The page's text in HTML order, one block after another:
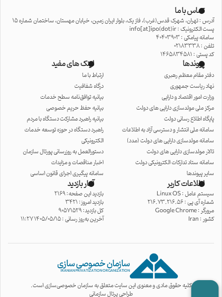
تماس با ما
آدرس : تهران، شهرک قدس(غرب)، فاز یک، بلوار ایران زمین، خیابان مهستان، ساختمان شماره 15
پست الکترونیک : info[at]ipo(dot)ir
سامانه پیامکی : 40403903
تلفن : 02183338
کد پستی : 1465834581
پیوندها
دفتر مقام معظم رهبری
نهاد ریاست جمهوری
وزارت امور اقتصاد و دارایی
مرکز ملی مولدسازی دارایی های دولت
پایگاه اطلاع رسانی دولت
سامانه ملی انتشار و دسترسی آزاد به اطلاعات
سامانه مولدسازی دارایی های دولت (مدد)
تالار مولدسازی دارایی های دولت
سامانه ستاد تدارکات الکترونیکی دولت
سایر پیوندها
لینک های مفید
ارتباط با ما
درگاه شفافیت
بیانیه توافق‌نامه سطح خدمات
بیانیه حفظ حریم خصوصی
بیانیه راهبرد مشارکت دستگاه با مردم
راهبرد دستگاه در حوزه توسعه خدمات
الکترونیکی
دستورالعمل به روزرسانی پورتال سازمان
اخبار مناقصات و مزایدات
سامانه پیگیری اجرای قانون اساسی
اطلاعات کاربر
سیستم عامل :Linux OS
شماره آی پی :216.73.216.56
مرورگر :Google Chrome
کشور : Iran
آمار بازدید
بازدید این صفحه: 2169
بازدید امروز: 3421
کل بازدید: 90571529
آخرین به‌روز رسانی : 1405/05/15 11:27
سازمان خصوصی سازی
IRANIAN PRIVATIZATION ORGANIZATION
کلیه حقوق مادی و معنوی این سایت متعلق به سازمان خصوصی‌سازی است.
طراحی پرتال سازمانی